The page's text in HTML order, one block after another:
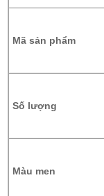
Mã sản phẩm
Số lượng
Màu men